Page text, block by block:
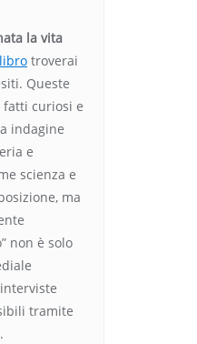
la vita
libro troverai
Queste
curiosi e
indagine
e
scienza e
ma
non è solo
tramite